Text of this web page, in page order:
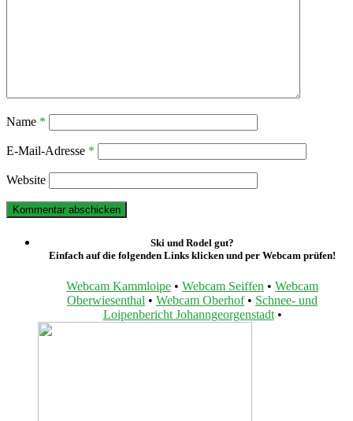
Name *
E-Mail-Adresse *
Website
Ski und Rodel gut?
Einfach auf die folgenden Links klicken und per Webcam prüfen!
Webcam Kammloipe • Webcam Seiffen • Webcam
Oberwiesenthal • Webcam Oberhof• Schnee- und
Loipenbericht Johanngeorgenstadt•